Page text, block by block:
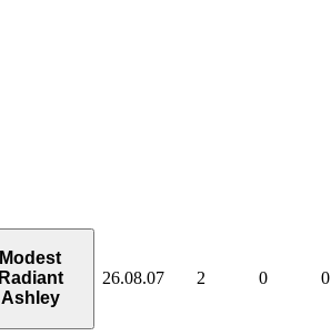
Modest
Radiant
Ashley
26.08.07 2 0 0